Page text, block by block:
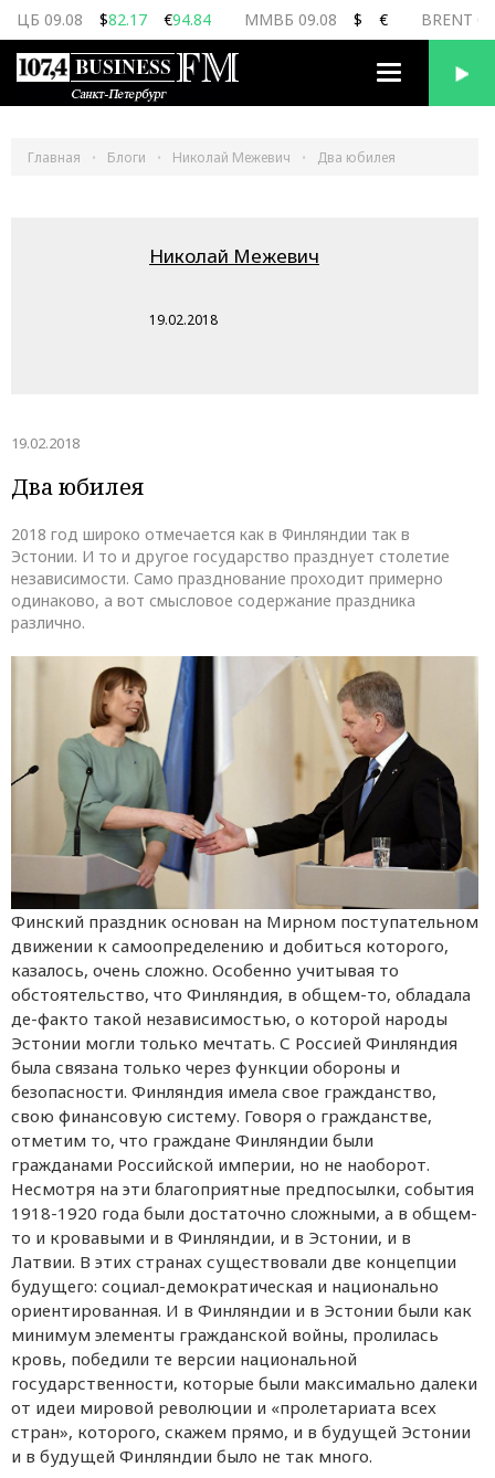
ЦБ 09.08 $82.17 €94.84 ММВБ 09.08 $ € BRENT
Переключить
Главная Блоги Николай Межевич Два юбилея
Николай Межевич
19.02.2018
19.02.2018
Два юбилея
2018 год широко отмечается как в Финляндии так в
Эстонии. И то и другое государство празднует столетие
независимости. Само празднование проходит примерно
одинаково, а вот смысловое содержание праздника
различно.
Финский праздник основан на Мирном поступательном
движении к самоопределению и добиться которого,
казалось, очень сложно. Особенно учитывая то
обстоятельство, что Финляндия, в общем-то, обладала
де-факто такой независимостью, о которой народы
Эстонии могли только мечтать. С Россией Финляндия
была связана только через функции обороны и
безопасности. Финляндия имела свое гражданство,
свою финансовую систему. Говоря о гражданстве,
отметим то, что граждане Финляндии были
гражданами Российской империи, но не наоборот.
Несмотря на эти благоприятные предпосылки, события
1918-1920 года были достаточно сложными, а в общем-
то и кровавыми и в Финляндии, и в Эстонии, и в
Латвии. В этих странах существовали две концепции
будущего: социал-демократическая и национально
ориентированная. И в Финляндии и в Эстонии были как
минимум элементы гражданской войны, пролилась
кровь, победили те версии национальной
государственности, которые были максимально далеки
от идеи мировой революции и «пролетариата всех
стран», которого, скажем прямо, и в будущей Эстонии
и в будущей Финляндии было не так много.